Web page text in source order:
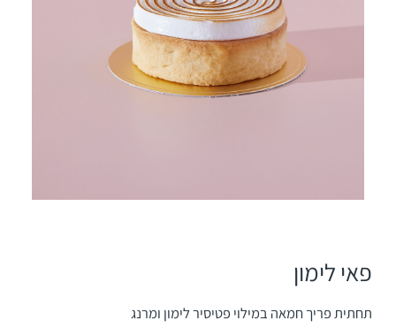
פאי לימון
תחתית פריך חמאה במילוי פטיסיר לימון ומרנג